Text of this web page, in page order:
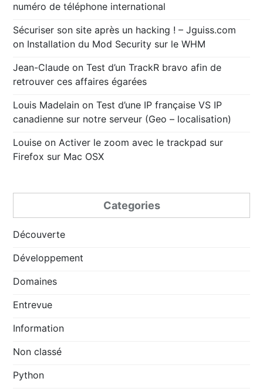
numéro de téléphone international
Sécuriser son site après un hacking ! – Jguiss.com
on Installation du Mod Security sur le WHM
Jean-Claude onTest d’un TrackR bravo afin de
retrouver ces affaires égarées
Louis Madelain onTest d’une IP française VS IP
canadienne sur notre serveur (Geo – localisation)
Louise onActiver le zoom avec le trackpad sur
Firefox sur Mac OSX
Categories
Découverte
Développement
Domaines
Entrevue
Information
Non classé
Python